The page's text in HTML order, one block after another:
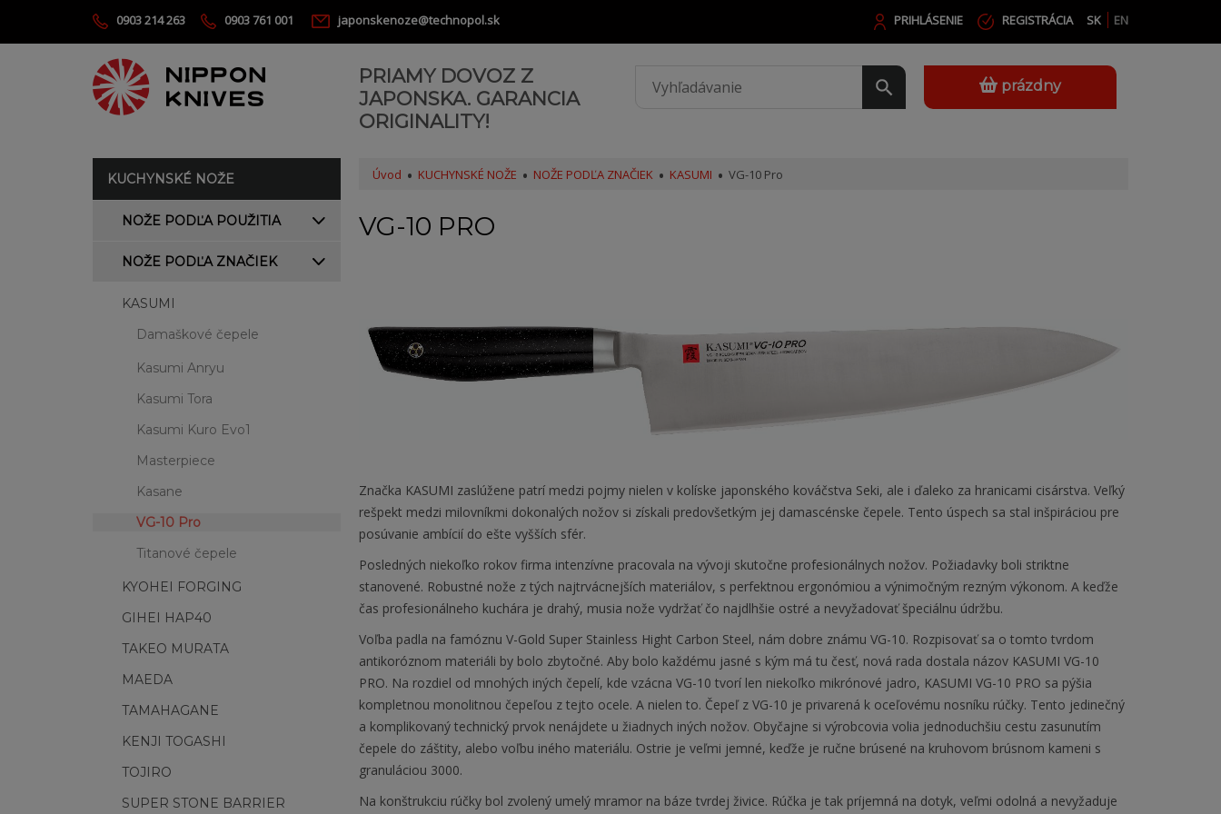
0903 214 263 0903 761 001 japonskenoze@technopol.sk SK EN
PRIHLÁSENIE REGISTRÁCIA
PRIAMY DOVOZ Z
JAPONSKA. GARANCIA
ORIGINALITY!
prázdny
KUCHYNSKÉ NOŽE
NOŽE PODĽA POUŽITIA
NOŽE PODĽA ZNAČIEK
KASUMI
Damaškové čepele
Kasumi Anryu
Kasumi Tora
Kasumi Kuro Evo1
Masterpiece
Kasane
VG-10 Pro
Titanové čepele
KYOHEI FORGING
GIHEI HAP40
TAKEO MURATA
MAEDA
TAMAHAGANE
KENJI TOGASHI
TOJIRO
SUPER STONE BARRIER
Úvod KUCHYNSKÉ NOŽE NOŽE PODĽA ZNAČIEK KASUMI VG-10 Pro
VG-10 PRO
Značka KASUMI zaslúžene patrí medzi pojmy nielen v kolíske japonského kováčstva Seki, ale i ďaleko za hranicami cisárstva. Veľký
rešpekt medzi milovníkmi dokonalých nožov si získali predovšetkým jej damascénske čepele. Tento úspech sa stal inšpiráciou pre
posúvanie ambícií do ešte vyšších sfér.
Posledných niekoľko rokov firma intenzívne pracovala na vývoji skutočne profesionálnych nožov. Požiadavky boli striktne
stanovené. Robustné nože z tých najtrvácnejších materiálov, s perfektnou ergonómiou a výnimočným rezným výkonom. A keďže
čas profesionálneho kuchára je drahý, musia nože vydržať čo najdlhšie ostré a nevyžadovať špeciálnu údržbu.
Voľba padla na famóznu V-Gold Super Stainless Hight Carbon Steel, nám dobre známu VG-10. Rozpisovať sa o tomto tvrdom
antikoróznom materiáli by bolo zbytočné. Aby bolo každému jasné s kým má tu česť, nová rada dostala názov KASUMI VG-10
PRO. Na rozdiel od mnohých iných čepelí, kde vzácna VG-10 tvorí len niekoľko mikrónové jadro, KASUMI VG-10 PRO sa pýšia
kompletnou monolitnou čepeľou z tejto ocele. A nielen to. Čepeľ z VG-10 je privarená k oceľovému nosníku rúčky. Tento jedinečný
a komplikovaný technický prvok nenájdete u žiadnych iných nožov. Obyčajne si výrobcovia volia jednoduchšiu cestu zasunutím
čepele do záštity, alebo voľbu iného materiálu. Ostrie je veľmi jemné, keďže je ručne brúsené na kruhovom brúsnom kameni s
granuláciou 3000.
Na konštrukciu rúčky bol zvolený umelý mramor na báze tvrdej živice. Rúčka je tak príjemná na dotyk, veľmi odolná a nevyžaduje